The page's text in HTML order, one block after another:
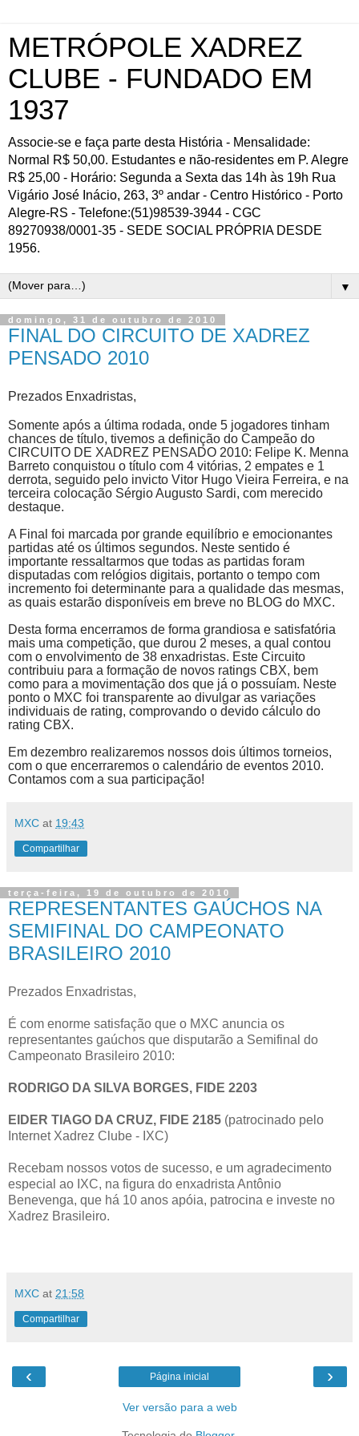
METRÓPOLE XADREZ
CLUBE - FUNDADO EM
1937
Associe-se e faça parte desta História - Mensalidade:
Normal R$ 50,00. Estudantes e não-residentes em P. Alegre
R$ 25,00 - Horário: Segunda a Sexta das 14h às 19h Rua
Vigário José Inácio, 263, 3º andar - Centro Histórico - Porto
Alegre-RS - Telefone:(51)98539-3944 - CGC
89270938/0001-35 - SEDE SOCIAL PRÓPRIA DESDE
1956.
▼
domingo, 31 de outubro de 2010
FINAL DO CIRCUITO DE XADREZ
PENSADO 2010
Prezados Enxadristas,
Somente após a última rodada, onde 5 jogadores tinham
chances de título, tivemos a definição do Campeão do
CIRCUITO DE XADREZ PENSADO 2010: Felipe K. Menna
Barreto conquistou o título com 4 vitórias, 2 empates e 1
derrota, seguido pelo invicto Vitor Hugo Vieira Ferreira, e na
terceira colocação Sérgio Augusto Sardi, com merecido
destaque.
A Final foi marcada por grande equilíbrio e emocionantes
partidas até os últimos segundos. Neste sentido é
importante ressaltarmos que todas as partidas foram
disputadas com relógios digitais, portanto o tempo com
incremento foi determinante para a qualidade das mesmas,
as quais estarão disponíveis em breve no BLOG do MXC.
Desta forma encerramos de forma grandiosa e satisfatória
mais uma competição, que durou 2 meses, a qual contou
com o envolvimento de 38 enxadristas. Este Circuito
contribuiu para a formação de novos ratings CBX, bem
como para a movimentação dos que já o possuíam. Neste
ponto o MXC foi transparente ao divulgar as variações
individuais de rating, comprovando o devido cálculo do
rating CBX.
Em dezembro realizaremos nossos dois últimos torneios,
com o que encerraremos o calendário de eventos 2010.
Contamos com a sua participação!
MXC at 19:43
Compartilhar
terça-feira, 19 de outubro de 2010
REPRESENTANTES GAÚCHOS NA
SEMIFINAL DO CAMPEONATO
BRASILEIRO 2010
Prezados Enxadristas,
É com enorme satisfação que o MXC anuncia os
representantes gaúchos que disputarão a Semifinal do
Campeonato Brasileiro 2010:
RODRIGO DA SILVA BORGES, FIDE 2203
EIDER TIAGO DA CRUZ, FIDE 2185 (patrocinado pelo
Internet Xadrez Clube - IXC)
Recebam nossos votos de sucesso, e um agradecimento
especial ao IXC, na figura do enxadrista Antônio
Benevenga, que há 10 anos apóia, patrocina e investe no
Xadrez Brasileiro.
MXC at 21:58
Compartilhar
‹ ›
Página inicial
Ver versão para a web